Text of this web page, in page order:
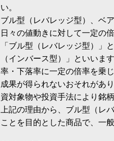
い。
ブル型（レバレッジ型）、ベ
日々の値動きに対して一定の
「ブル型（レバレッジ型）」
（インバース型）」といいま
率・下落率に一定の倍率を乗
成果が得られないおそれがあ
資対象物や投資手法により銘
上記の理由から、ブル型（レ
ことを目的とした商品で、一